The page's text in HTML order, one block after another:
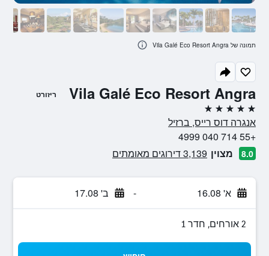
Vila Galé Eco Resort Angra ריזורט
5 כוכבים
אנגרה דוס רייס, ברזיל
+55 714 040 4999
8.0 מצוין 3,139 דירוגים מאומתים
א' 16.08 - ב' 17.08
2 אורחים, חדר 1
תמונה של Vila Galé Eco Resort Angra